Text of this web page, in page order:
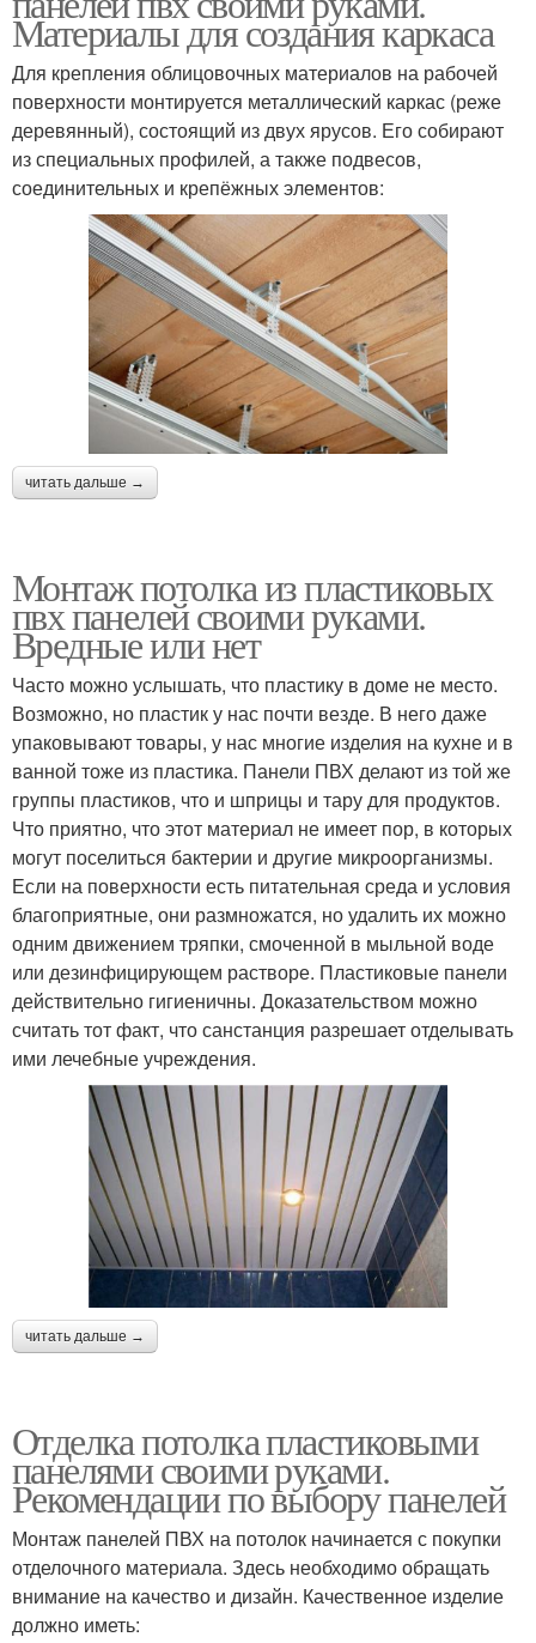
Материалы для создания каркаса
Для крепления облицовочных материалов на рабочей
поверхности монтируется металлический каркас (реже
деревянный), состоящий из двух ярусов. Его собирают
из специальных профилей, а также подвесов,
соединительных и крепёжных элементов:
читать дальше →
Монтаж потолка из пластиковых
пвх панелей своими руками.
Вредные или нет
Часто можно услышать, что пластику в доме не место.
Возможно, но пластик у нас почти везде. В него даже
упаковывают товары, у нас многие изделия на кухне и в
ванной тоже из пластика. Панели ПВХ делают из той же
группы пластиков, что и шприцы и тару для продуктов.
Что приятно, что этот материал не имеет пор, в которых
могут поселиться бактерии и другие микроорганизмы.
Если на поверхности есть питательная среда и условия
благоприятные, они размножатся, но удалить их можно
одним движением тряпки, смоченной в мыльной воде
или дезинфицирующем растворе. Пластиковые панели
действительно гигиеничны. Доказательством можно
считать тот факт, что санстанция разрешает отделывать
ими лечебные учреждения.
читать дальше →
Отделка потолка пластиковыми
панелями своими руками.
Рекомендации по выбору панелей
Монтаж панелей ПВХ на потолок начинается с покупки
отделочного материала. Здесь необходимо обращать
внимание на качество и дизайн. Качественное изделие
должно иметь: